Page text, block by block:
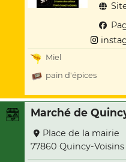
Miel
pain d'épices
Marché de
Place de la mairie
77860 Quincy-Voisins